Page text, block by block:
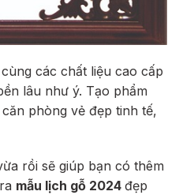
các chất liệu cao cấp
lâu như ý. Tạo phẩm
phòng vẻ đẹp tinh tế,
rồi sẽ giúp bạn có thêm
mẫu lịch gỗ 2024 đẹp